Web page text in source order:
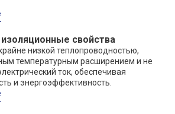
свойства
низкой теплопроводностью,
температурным расширением и не
ток, обеспечивая
и энергоэффективность.